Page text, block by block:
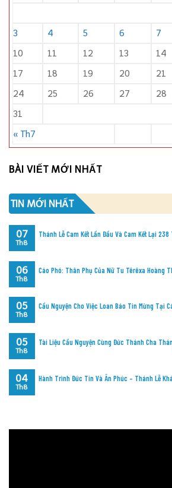
« Th7
3
4 5 6 7
10
11 12 13 14
17
18 19 20 21
24
25 26 27 28
31
BÀI VIẾT MỚI NHẤT
TIN MỚI NHẤT
Thánh Lễ Cam Kết Lần Đầu Và Cam Kết Lại
07
Th8
Cáo Phó: Thân Phụ Của Nữ Tu Têrêxa Hoàng
06
Th8
Cầu Nguyện Cho Việc Loan Báo Tin Mừng Tại
05
Th8
Tài Liệu Cầu Nguyện Cùng Đức Thánh Cha
05
Th8
Hành Trình Đức Tin Và Ân Phúc – Thánh Lễ
04
Th8